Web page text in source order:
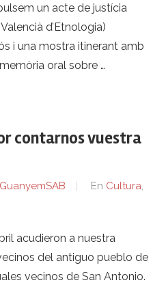
un acte de justícia
d’Etnologia)
i una mostra itinerant amb
oral sobre …
contarnos vuestra
En Cultura,
acudieron a nuestra
del antiguo pueblo de
vecinos de San Antonio.